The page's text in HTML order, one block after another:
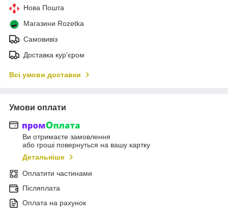
Нова Пошта
Магазини Rozetka
Самовивіз
Доставка кур'єром
Всі умови доставки
Умови оплати
Ви отримаєте замовлення
або гроші повернуться на вашу картку
Детальніше
Оплатити частинами
Післяплата
Оплата на рахунок